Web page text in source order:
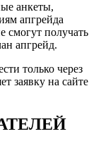
анкеты,
апгрейда
смогут получать
апгрейд.
только через
заявку на сайте